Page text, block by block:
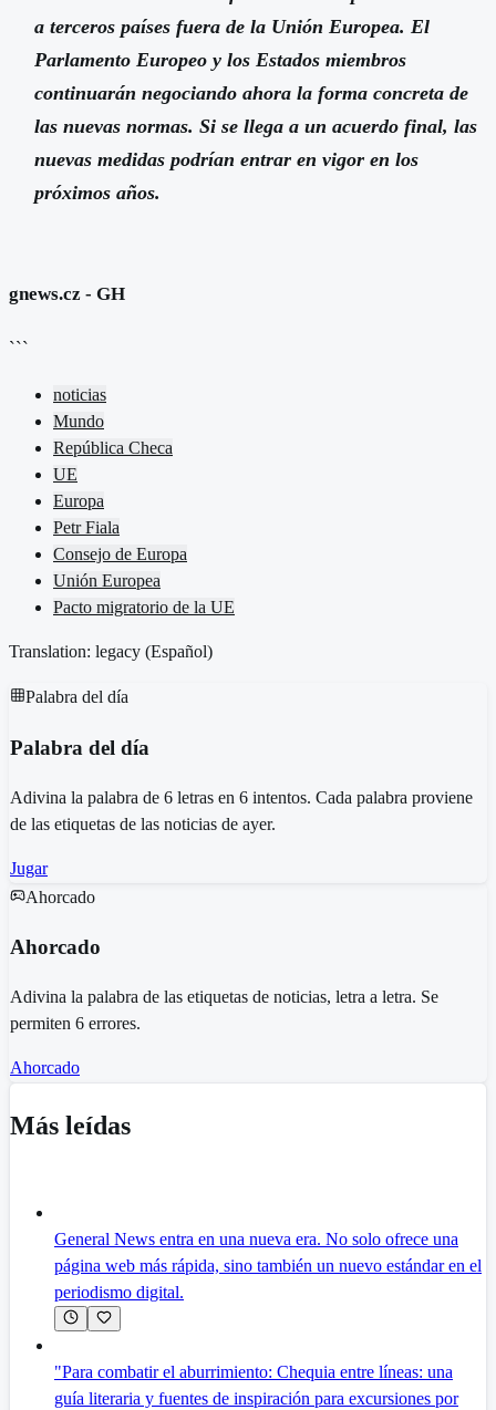
a terceros países fuera de la Unión Europea. El
Parlamento Europeo y los Estados miembros
continuarán negociando ahora la forma concreta de
las nuevas normas. Si se llega a un acuerdo final, las
nuevas medidas podrían entrar en vigor en los
próximos años.
gnews.cz - GH
```
noticias
Mundo
República Checa
UE
Europa
Petr Fiala
Consejo de Europa
Unión Europea
Pacto migratorio de la UE
Translation: legacy (Español)
Palabra del día
Palabra del día
Adivina la palabra de 6 letras en 6 intentos. Cada palabra proviene
de las etiquetas de las noticias de ayer.
Jugar
Ahorcado
Ahorcado
Adivina la palabra de las etiquetas de noticias, letra a letra. Se
permiten 6 errores.
Ahorcado
Más leídas
General News entra en una nueva era. No solo ofrece una
página web más rápida, sino también un nuevo estándar en el
periodismo digital.
"Para combatir el aburrimiento: Chequia entre líneas: una
guía literaria y fuentes de inspiración para excursiones por